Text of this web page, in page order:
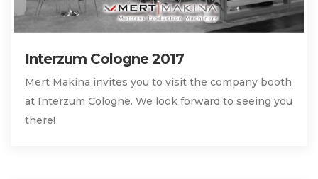
Interzum Cologne 2017
Mert Makina invites you to visit the company booth
at Interzum Cologne. We look forward to seeing you
there!